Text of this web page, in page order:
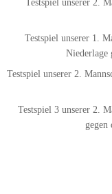
Testspiel unserer 2.
Testspiel unserer 1.
Niederlage
Testspiel unserer 2.
Testspiel 3 unserer 2.